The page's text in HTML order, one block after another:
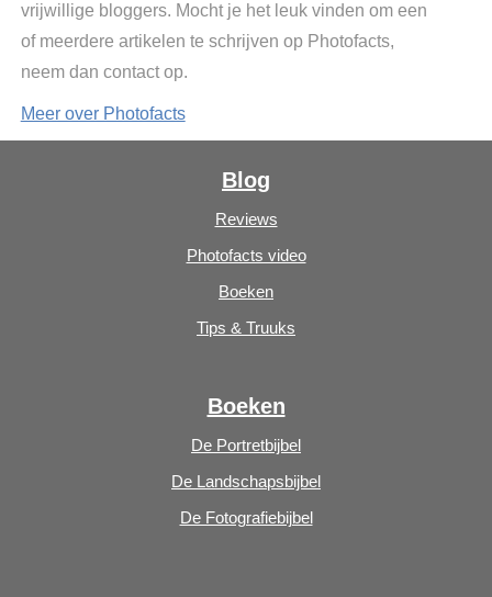
vrijwillige bloggers. Mocht je het leuk vinden om een
of meerdere artikelen te schrijven op Photofacts,
neem dan contact op.
Meer over Photofacts
Blog
Reviews
Photofacts video
Boeken
Tips & Truuks
Boeken
De Portretbijbel
De Landschapsbijbel
De Fotografiebijbel